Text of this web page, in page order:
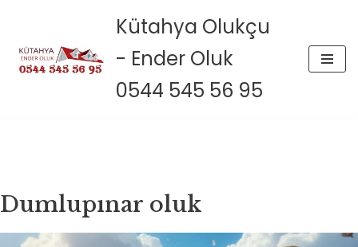
İçeriğe
geç
Kütahya Olukçu
- Ender Oluk
0544 545 56 95
Dumlupınar oluk